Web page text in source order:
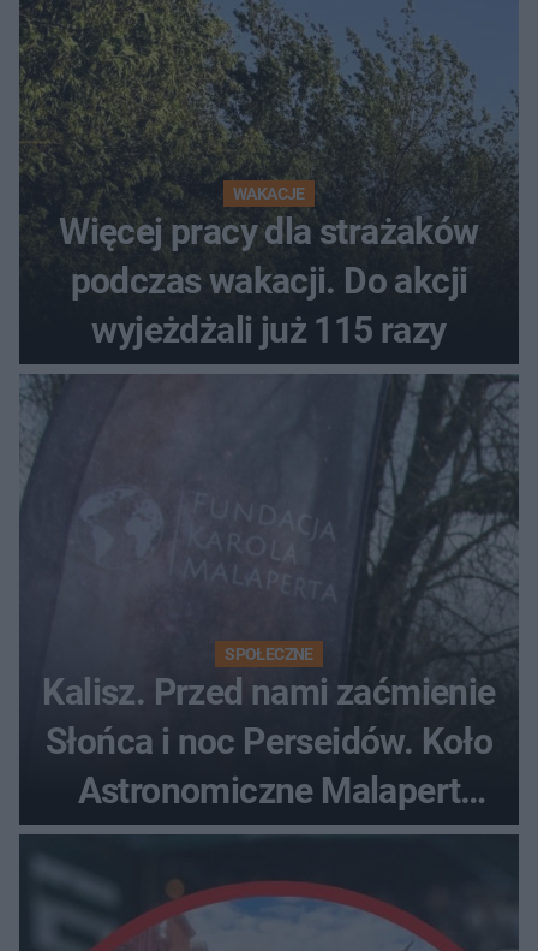
WAKACJE
Więcej pracy dla strażaków
podczas wakacji. Do akcji
wyjeżdżali już 115 razy
SPOŁECZNE
Kalisz. Przed nami zaćmienie
Słońca i noc Perseidów. Koło
Astronomiczne Malapert
zaprasza na wspólne
obserwacje